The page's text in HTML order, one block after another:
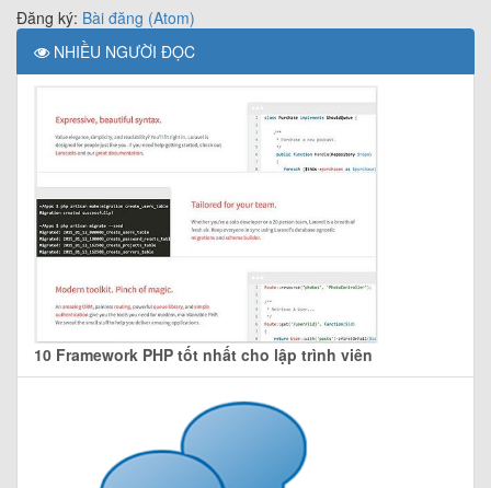
Đăng ký: Bài đăng (Atom)
NHIỀU NGƯỜI ĐỌC
10 Framework PHP tốt nhất cho lập trình viên